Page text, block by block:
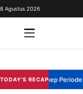
REDAKSI
8 Agustus 2026
TODAY'S RECAP
Sumenep Periode